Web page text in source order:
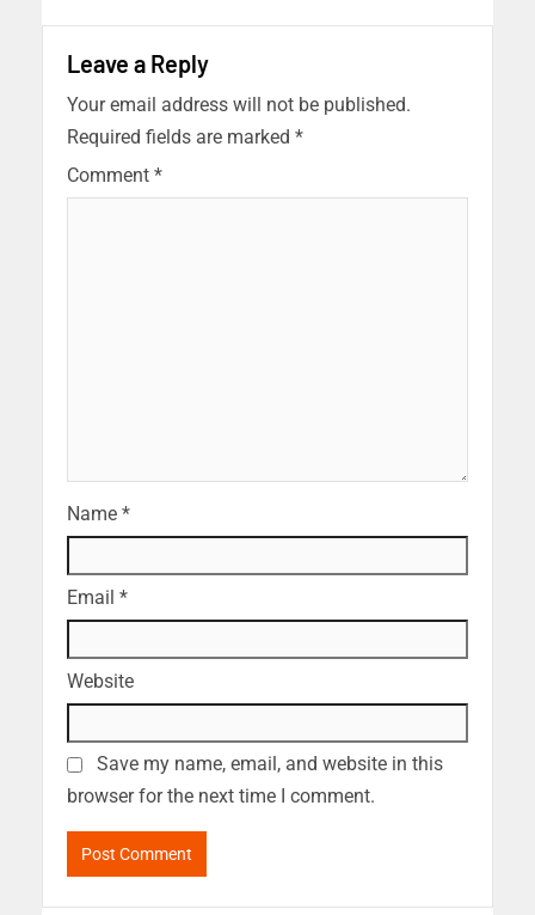
Leave a Reply
Your email address will not be published.
Required fields are marked *
Comment *
Name *
Email *
Website
Save my name, email, and website in this
browser for the next time I comment.